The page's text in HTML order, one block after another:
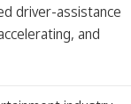
driver-assistance
and